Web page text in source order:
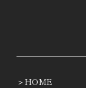
HOME